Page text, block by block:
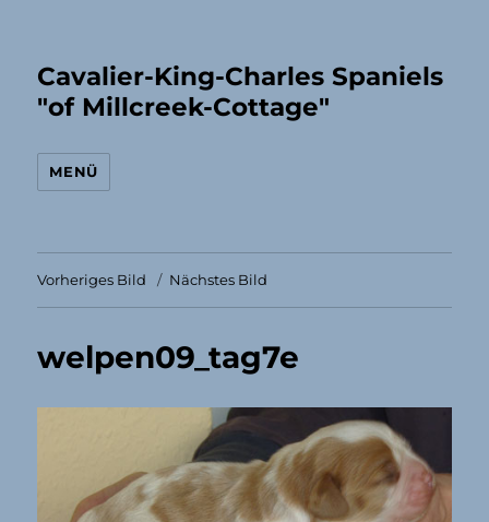
Cavalier-King-Charles Spaniels
"of Millcreek-Cottage"
MENÜ
Vorheriges Bild Nächstes Bild
welpen09_tag7e